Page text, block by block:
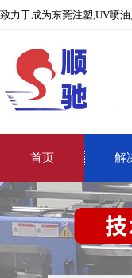
致力于成为东莞注塑,UV喷
首页 解